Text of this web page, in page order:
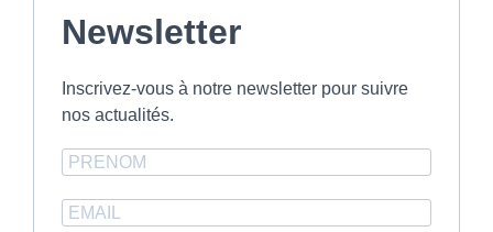
Newsletter
Inscrivez-vous à notre newsletter pour suivre
nos actualités.